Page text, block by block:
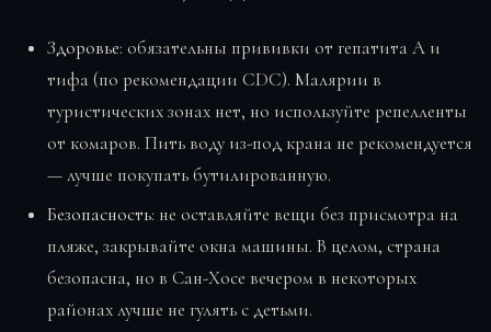
Здоровье: обязательны прививки от гепатита А и
тифа (по рекомендации CDC). Малярии в
туристических зонах нет, но используйте репелленты
от комаров. Пить воду из-под крана не рекомендуется
— лучше покупать бутилированную.
Безопасность: не оставляйте вещи без присмотра на
пляже, закрывайте окна машины. В целом, страна
безопасна, но в Сан-Хосе вечером в некоторых
районах лучше не гулять с детьми.